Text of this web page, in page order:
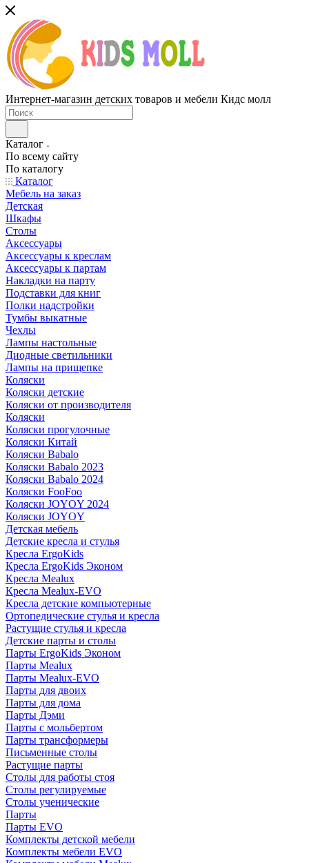
Интернет-магазин детских товаров и мебели Кидс молл
Каталог
По всему сайту
По каталогу
Каталог
Мебель на заказ
Детская
Шкафы
Столы
Аксессуары
Аксессуары к креслам
Аксессуары к партам
Накладки на парту
Подставки для книг
Полки надстройки
Тумбы выкатные
Чехлы
Лампы настольные
Диодные светильники
Лампы на прищепке
Коляски
Коляски детские
Коляски от производителя
Коляски
Коляски прогулочные
Коляски Китай
Коляски Babalo
Коляски Babalo 2023
Коляски Babalo 2024
Коляски FooFoo
Коляски JOYOY 2024
Коляски JOYOY
Детская мебель
Детские кресла и стулья
Кресла ErgoKids
Кресла ErgoKids Эконом
Кресла Mealux
Кресла Mealux-EVO
Кресла детские компьютерные
Ортопедические стулья и кресла
Растущие стулья и кресла
Детские парты и столы
Парты ErgoKids Эконом
Парты Mealux
Парты Mealux-EVO
Парты для двоих
Парты для дома
Парты Дэми
Парты с мольбертом
Парты трансформеры
Письменные столы
Растущие парты
Столы для работы стоя
Столы регулируемые
Столы ученические
Парты
Парты EVO
Комплекты детской мебели
Комплекты мебели EVO